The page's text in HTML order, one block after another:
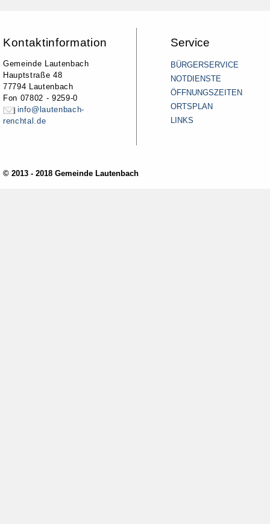
Kontaktinformation
Gemeinde Lautenbach
Hauptstraße 48
77794 Lautenbach
Fon 07802 - 9259-0
info@lautenbach-
renchtal.de
Service
BÜRGERSERVICE
NOTDIENSTE
ÖFFNUNGSZEITEN
ORTSPLAN
LINKS
© 2013 - 2018 Gemeinde Lautenbach